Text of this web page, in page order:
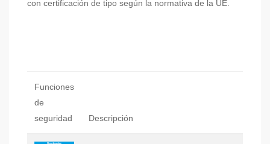
con certificación de tipo según la normativa de la UE.
Funciones
de
seguridad
Descripción